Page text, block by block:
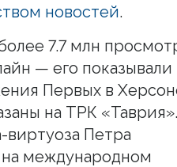
новостей.
7.7 млн
— его показывали
Первых в
на ТРК «Таврия».
виртуоза Петра
международном